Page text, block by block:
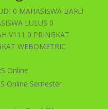
0 MAHASISWA BARU
LULUS 0
V111 0 PRINGKAT
WEBOMETRIC
Online​
Online Semester